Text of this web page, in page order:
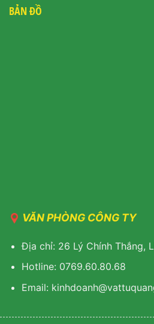
BẢN ĐỒ
VĂN PHÒNG CÔNG TY
Địa chỉ: 26 Lý Chính Thắng,
Hotline: 0769.60.80.68
Email: